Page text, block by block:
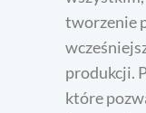
tworzenie
produkcji.
które